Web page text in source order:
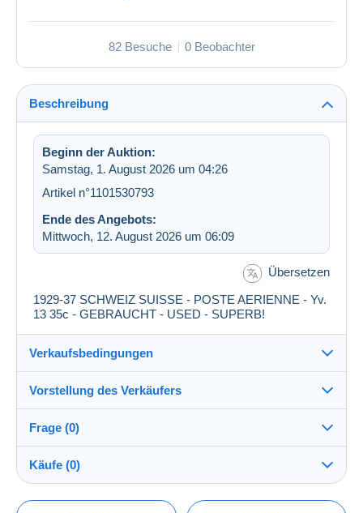
82 Besuche 0 Beobachter
Beschreibung
Beginn der Auktion:
Samstag, 1. August 2026 um 04:26
Artikel n°1101530793
Ende des Angebots:
Mittwoch, 12. August 2026 um 06:09
Übersetzen
1929-37 SCHWEIZ SUISSE - POSTE AERIENNE - Yv.
13 35c - GEBRAUCHT - USED - SUPERB!
Verkaufsbedingungen
Versand nach:
Die Liste der Länder einsehen
Versand:
Vorkasse
Vorstellung des Verkäufers
rastrodude100%(1832x)
Shop
Frage (0)
Käufe (0)